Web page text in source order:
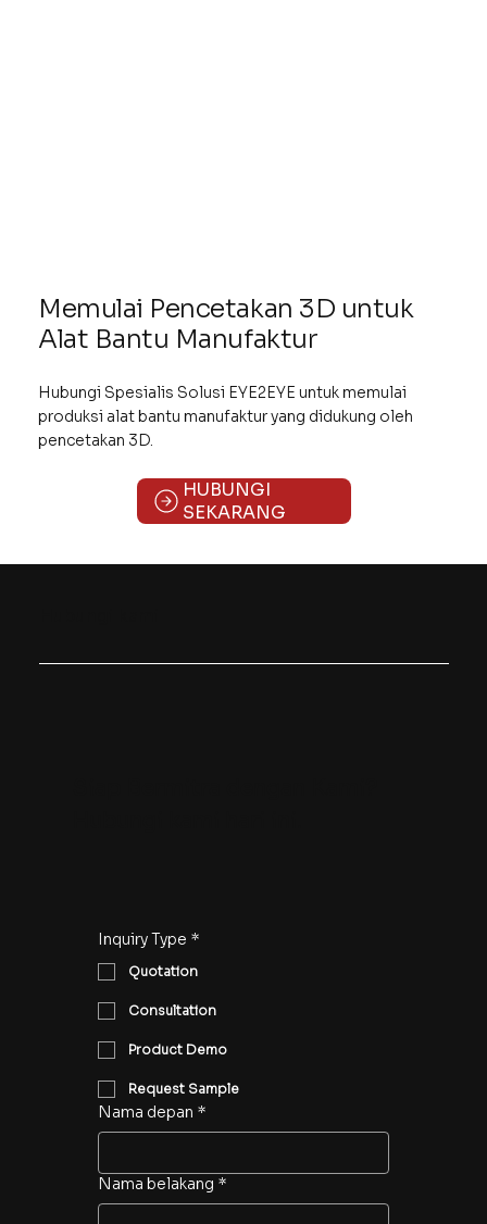
Memulai Pencetakan 3D untuk
Alat Bantu Manufaktur
Hubungi Spesialis Solusi EYE2EYE untuk memulai
produksi alat bantu manufaktur yang didukung oleh
pencetakan 3D.
HUBUNGI
SEKARANG
Inquiry Type *
Quotation
Consultation
Product Demo
Request Sample
Nama depan *
Nama belakang *